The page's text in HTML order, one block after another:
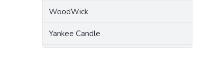
WoodWick
Yankee Candle